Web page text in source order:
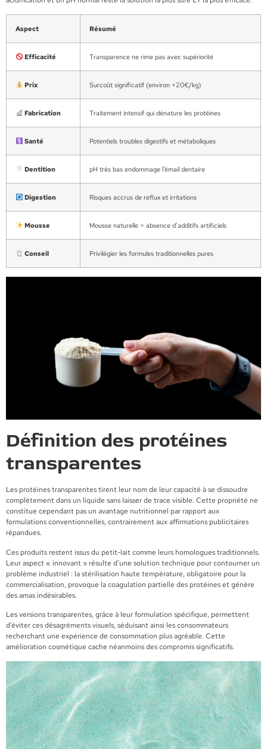
Aspect Résumé
Efficacité Transparence ne rime pas avec supériorité
Prix Surcoût significatif (environ +20€/kg)
Fabrication Traitement intensif qui dénature les protéines
Santé Potentiels troubles digestifs et métaboliques
Dentition pH très bas endommage l’émail dentaire
Digestion Risques accrus de reflux et irritations
Mousse Mousse naturelle = absence d’additifs artificiels
Conseil Privilégier les formules traditionnelles pures
Définition des protéines
transparentes
Les protéines transparentes tirent leur nom de leur capacité à se dissoudre
complètement dans un liquide sans laisser de trace visible. Cette propriété ne
constitue cependant pas un avantage nutritionnel par rapport aux
formulations conventionnelles, contrairement aux affirmations publicitaires
répandues.
Ces produits restent issus du petit-lait comme leurs homologues traditionnels.
Leur aspect « innovant » résulte d’une solution technique pour contourner un
problème industriel : la stérilisation haute température, obligatoire pour la
commercialisation, provoque la coagulation partielle des protéines et génère
des amas indésirables.
Les versions transparentes, grâce à leur formulation spécifique, permettent
d’éviter ces désagréments visuels, séduisant ainsi les consommateurs
recherchant une expérience de consommation plus agréable. Cette
amélioration cosmétique cache néanmoins des compromis significatifs.